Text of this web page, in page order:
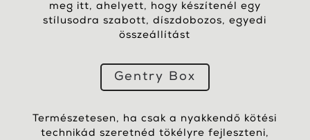
meg itt, ahelyett, hogy készítenél egy
stílusodra szabott, díszdobozos, egyedi
összeállítást
Gentry Box
Természetesen, ha csak a nyakkendő kötési
technikád szeretnéd tökélyre fejleszteni,